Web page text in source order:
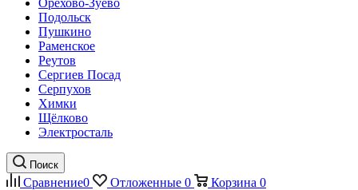
Орехово-Зуево
Подольск
Пушкино
Раменское
Реутов
Сергиев Посад
Серпухов
Химки
Щёлково
Электросталь
Поиск
Сравнение0 Отложенные 0 Корзина 0